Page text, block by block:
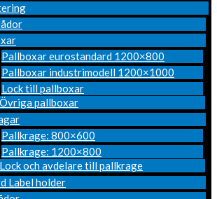
Pallboxar eurostandard 1200×800
Pallboxar industrimodell 1200×1000
Lock till pallboxar
Övriga pallboxar
Pallkrage: 800×600
Pallkrage: 1200×800
Lock och avdelare till pallkrage
Label holder